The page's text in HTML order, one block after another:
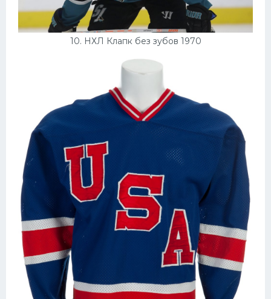
10. НХЛ Клапк без зубов 1970